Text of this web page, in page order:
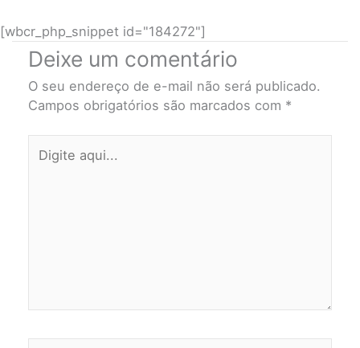
[wbcr_php_snippet id="184272"]
Deixe um comentário
O seu endereço de e-mail não será publicado.
Campos obrigatórios são marcados com *
aqui...